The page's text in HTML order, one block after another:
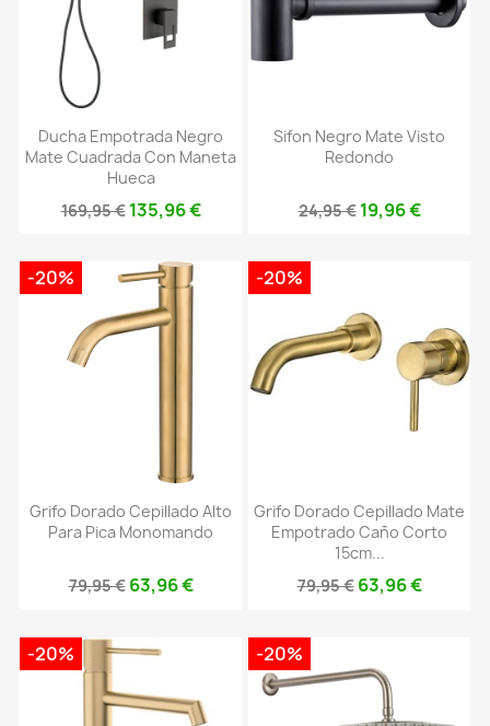
Ducha Empotrada Negro
Mate Cuadrada Con Maneta
Hueca
169,95 € 135,96 €
Sifon Negro Mate Visto
Redondo
24,95 € 19,96 €
Grifo Dorado Cepillado Alto
Para Pica Monomando
79,95 € 63,96 €
-20%
Grifo Dorado Cepillado Mate
Empotrado Caño Corto
15cm...
79,95 € 63,96 €
-20%
-20% -20%